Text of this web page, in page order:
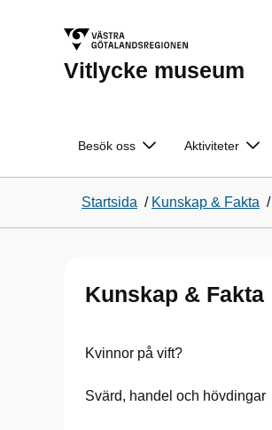
Vitlycke museum
Besök oss Aktiviteter
Startsida / Kunskap & Fakta /
Kunskap & Fakta
Kvinnor på vift?
Svärd, handel och hövdingar